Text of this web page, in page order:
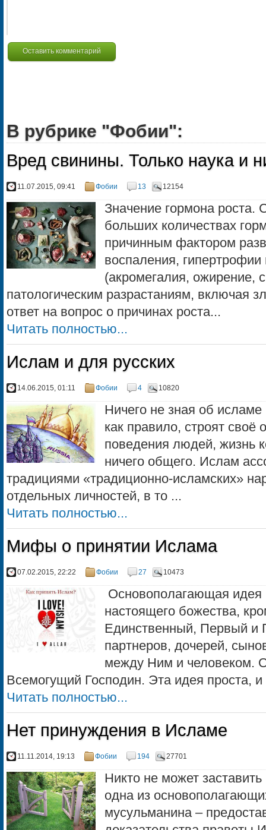
Оставить комментарий
В рубрике "Фобии":
Вред свинины. Только наука и
11.07.2015, 09:41 Фобии 13 12154
Значение гормона роста.
больших количествах
причинным фактором
воспаления, гипертрофии
(акромегалия, ожирение,
патологическим разрастаниям, включая
ответ на вопрос о причинах роста...
Читать полностью...
Ислам и для русских
14.06.2015, 01:11 Фобии 4 10820
Ничего не зная об
как правило, строят
поведения людей, жизнь
ничего общего. Ислам
традициями «традиционно-исламских»
отдельных личностей, в то ...
Читать полностью...
Мифы о принятии Ислама
07.02.2015, 22:22 Фобии 27 10473
Основополагающая идея
настоящего божества,
Единственный, Первый и
партнеров, дочерей,
между Ним и человеком.
Всемогущий Господин. Эта идея проста, и
Читать полностью...
Нет принуждения в Исламе
11.11.2014, 19:13 Фобии 194 27701
Никто не может
одна из
мусульманина –